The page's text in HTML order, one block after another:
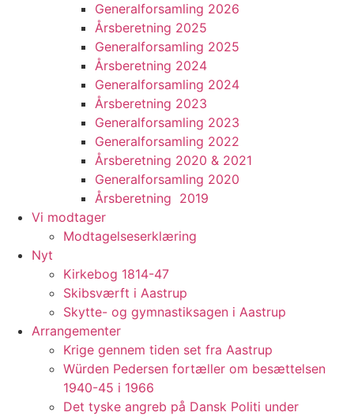
Generalforsamling 2026
Årsberetning 2025
Generalforsamling 2025
Årsberetning 2024
Generalforsamling 2024
Årsberetning 2023
Generalforsamling 2023
Generalforsamling 2022
Årsberetning 2020 & 2021
Generalforsamling 2020
Årsberetning 2019
Vi modtager
Modtagelseserklæring
Nyt
Kirkebog 1814-47
Skibsværft i Aastrup
Skytte- og gymnastiksagen i Aastrup
Arrangementer
Krige gennem tiden set fra Aastrup
Würden Pedersen fortæller om besættelsen
1940-45 i 1966
Det tyske angreb på Dansk Politi under